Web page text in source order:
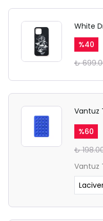
White
%40
₺
Vantuz
%60
₺
Vantuz